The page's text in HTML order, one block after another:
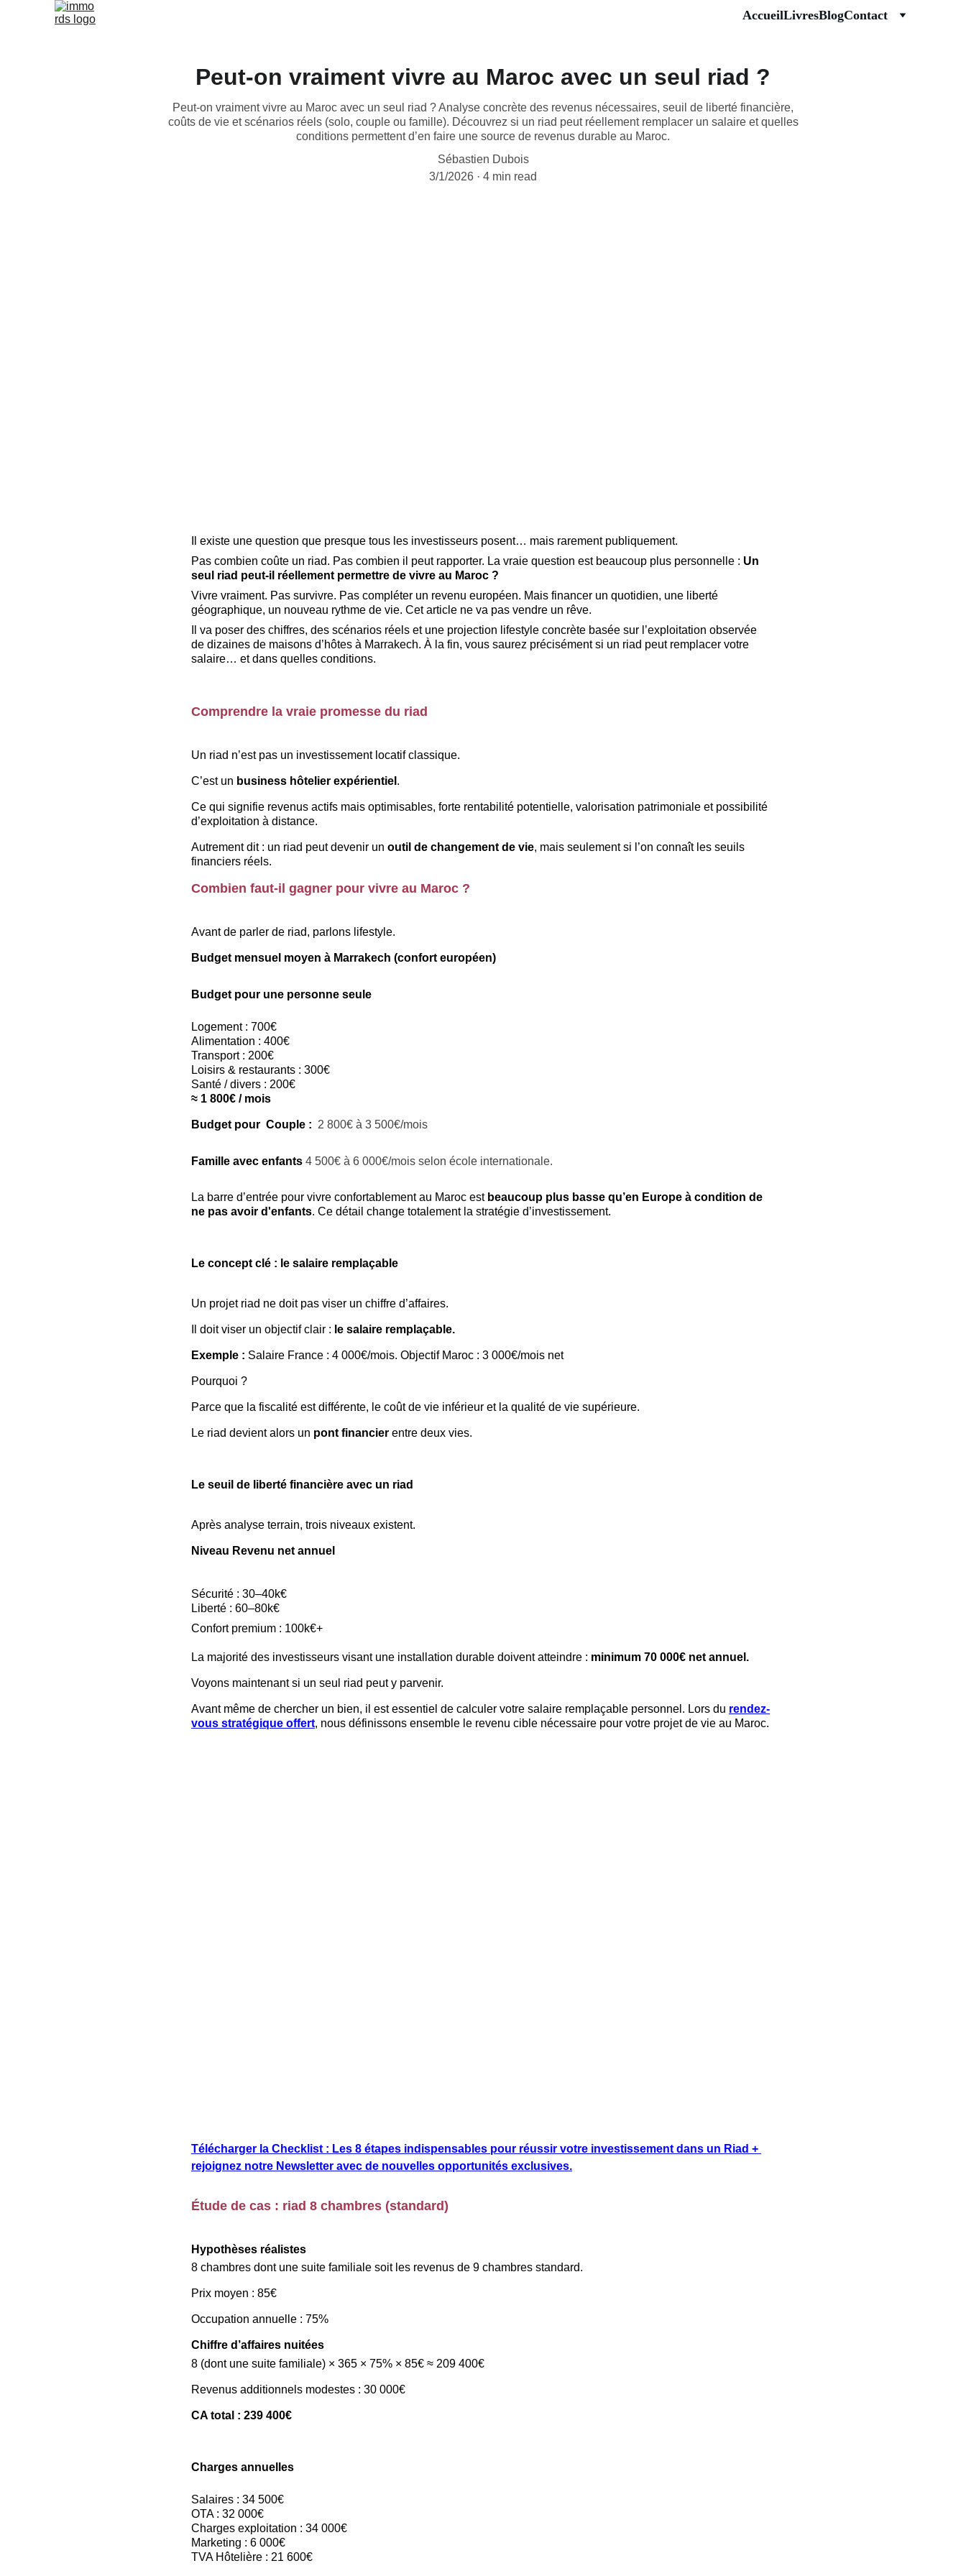
AccueilLivresBlogContact
Peut-on vraiment vivre au Maroc avec un seul riad ?
Peut-on vraiment vivre au Maroc avec un seul riad ? Analyse concrète des revenus nécessaires, seuil de liberté financière,
coûts de vie et scénarios réels (solo, couple ou famille). Découvrez si un riad peut réellement remplacer un salaire et quelles
conditions permettent d’en faire une source de revenus durable au Maroc.
Sébastien Dubois
3/1/2026
4 min read
Il existe une question que presque tous les investisseurs posent… mais rarement publiquement.
Pas combien coûte un riad. Pas combien il peut rapporter. La vraie question est beaucoup plus personnelle : Un
seul riad peut-il réellement permettre de vivre au Maroc ?
Vivre vraiment. Pas survivre. Pas compléter un revenu européen. Mais financer un quotidien, une liberté
géographique, un nouveau rythme de vie. Cet article ne va pas vendre un rêve.
Il va poser des chiffres, des scénarios réels et une projection lifestyle concrète basée sur l’exploitation observée
de dizaines de maisons d’hôtes à Marrakech. À la fin, vous saurez précisément si un riad peut remplacer votre
salaire… et dans quelles conditions.
Comprendre la vraie promesse du riad
Un riad n’est pas un investissement locatif classique.
C’est un business hôtelier expérientiel .
Ce qui signifie revenus actifs mais optimisables, forte rentabilité potentielle, valorisation patrimoniale et possibilité
d’exploitation à distance.
Autrement dit : un riad peut devenir un outil de changement de vie, mais seulement si l’on connaît les seuils
financiers réels.
Combien faut-il gagner pour vivre au Maroc ?
Avant de parler de riad, parlons lifestyle.
Budget mensuel moyen à Marrakech (confort européen)
Budget pour une personne seule
Logement : 700€
Alimentation : 400€
Transport : 200€
Loisirs & restaurants : 300€
Santé / divers : 200€
≈ 1 800€ / mois
Budget pour  Couple : 2 800€ à 3 500€/mois
Famille avec enfants 4 500€ à 6 000€/mois selon école internationale.
La barre d’entrée pour vivre confortablement au Maroc est beaucoup plus basse qu’en Europe à condition de
ne pas avoir d'enfants. Ce détail change totalement la stratégie d’investissement.
Le concept clé : le salaire remplaçable
Un projet riad ne doit pas viser un chiffre d’affaires.
Il doit viser un objectif clair : le salaire remplaçable.
Exemple : Salaire France : 4 000€/mois. Objectif Maroc : 3 000€/mois net
Pourquoi ?
Parce que la fiscalité est différente, le coût de vie inférieur et la qualité de vie supérieure.
Le riad devient alors un pont financier entre deux vies.
Le seuil de liberté financière avec un riad
Après analyse terrain, trois niveaux existent.
Niveau Revenu net annuel
Sécurité : 30–40k€
Liberté : 60–80k€
Confort premium : 100k€+
La majorité des investisseurs visant une installation durable doivent atteindre : minimum 70 000€ net annuel.
Voyons maintenant si un seul riad peut y parvenir.
Avant même de chercher un bien, il est essentiel de calculer votre salaire remplaçable personnel. Lors du rendez-
vous stratégique offert, nous définissons ensemble le revenu cible nécessaire pour votre projet de vie au Maroc.
Télécharger la Checklist : Les 8 étapes indispensables pour réussir votre investissement dans un Riad +
rejoignez notre Newsletter avec de nouvelles opportunités exclusives.
Étude de cas : riad 8 chambres (standard)
Hypothèses réalistes
8 chambres dont une suite familiale soit les revenus de 9 chambres standard.
Prix moyen : 85€
Occupation annuelle : 75%
Chiffre d’affaires nuitées
8 (dont une suite familiale) × 365 × 75% × 85€ ≈ 209 400€
Revenus additionnels modestes : 30 000€
CA total : 239 400€
Charges annuelles
Salaires : 34 500€
OTA : 32 000€
Charges exploitation : 34 000€
Marketing : 6 000€
TVA Hôtelière : 21 600€